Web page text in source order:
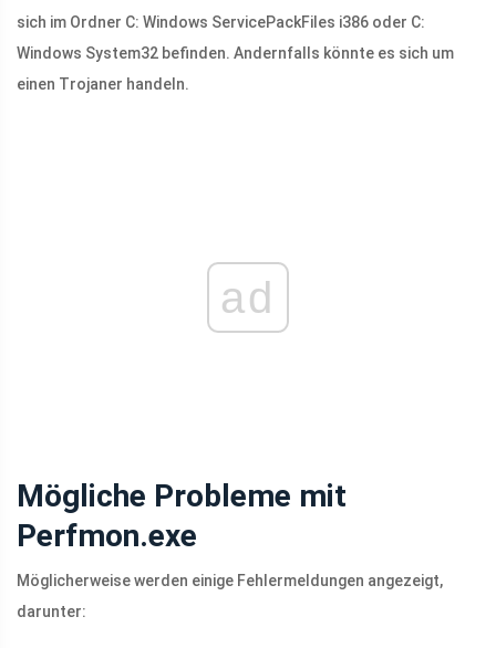
sich im Ordner C: Windows ServicePackFiles i386 oder C:
Windows System32 befinden. Andernfalls könnte es sich um
einen Trojaner handeln.
ad
Mögliche Probleme mit
Perfmon.exe
Möglicherweise werden einige Fehlermeldungen angezeigt,
darunter: